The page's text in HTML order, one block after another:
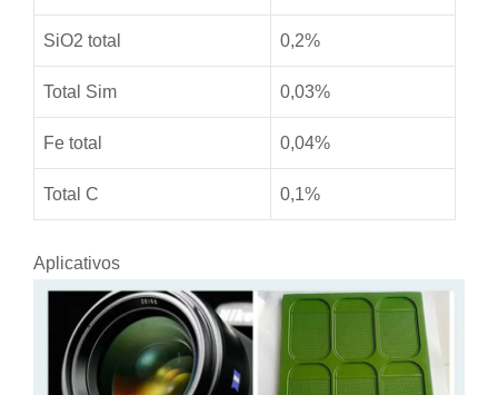
SiO2 total 0,2%
Total Sim 0,03%
Fe total 0,04%
Total C 0,1%
Aplicativos